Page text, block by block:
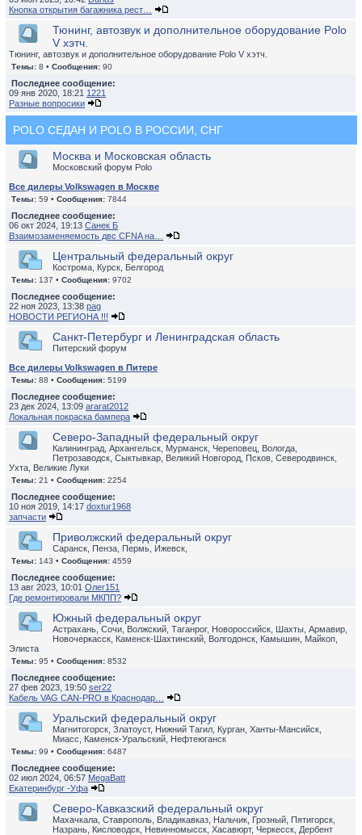
Кнопка открытия багажника рест…
Тюнинг, автозвук и дополнительное оборудование Polo
V хэтч.
Тюнинг, автозвук и дополнительное оборудование Polo V хэтч.
Темы: 8 • Сообщения: 90
Последнее сообщение:
09 янв 2020, 18:21 1221
Разные вопросики
POLO СЕДАН И POLO В РОССИИ, СНГ
Москва и Московская область
Московский форум Polo
Все дилеры Volkswagen в Москве
Темы: 59 • Сообщения: 7844
Последнее сообщение:
06 окт 2024, 19:13 Санек Б
Взаимозаменяемость двс CFNA на…
Центральный федеральный округ
Кострома, Курск, Белгород
Темы: 137 • Сообщения: 9702
Последнее сообщение:
22 ноя 2023, 13:38 pag
НОВОСТИ РЕГИОНА !!!
Санкт-Петербург и Ленинградская область
Питерский форум
Все дилеры Volkswagen в Питере
Темы: 88 • Сообщения: 5199
Последнее сообщение:
23 дек 2024, 13:09 ararat2012
Локальная покраска бампера
Северо-Западный федеральный округ
Калининград, Архангельск, Мурманск, Череповец, Вологда,
Петрозаводск, Сыктывкар, Великий Новгород, Псков, Северодвинск,
Ухта, Великие Луки
Темы: 21 • Сообщения: 2254
Последнее сообщение:
10 ноя 2019, 14:17 doxtur1968
запчасти
Приволжский федеральный округ
Саранск, Пенза, Пермь, Ижевск,
Темы: 143 • Сообщения: 4559
Последнее сообщение:
13 авг 2023, 10:01 Олег151
Где ремонтировали МКПП?
Южный федеральный округ
Астрахань, Сочи, Волжский, Таганрог, Новороссийск, Шахты, Армавир,
Новочеркасск, Каменск-Шахтинский, Волгодонск, Камышин, Майкоп,
Элиста
Темы: 95 • Сообщения: 8532
Последнее сообщение:
27 фев 2023, 19:50 ser22
Кабель VAG CAN-PRO в Краснодар…
Уральский федеральный округ
Магнитогорск, Златоуст, Нижний Тагил, Курган, Ханты-Мансийск,
Миасс, Каменск-Уральский, Нефтеюганск
Темы: 99 • Сообщения: 6487
Последнее сообщение:
02 июл 2024, 06:57 MegaBatt
Екатеринбург -Уфа
Северо-Кавказский федеральный округ
Махачкала, Ставрополь, Владикавказ, Нальчик, Грозный, Пятигорск,
Назрань, Кисловодск, Невинномысск, Хасавюрт, Черкесск, Дербент